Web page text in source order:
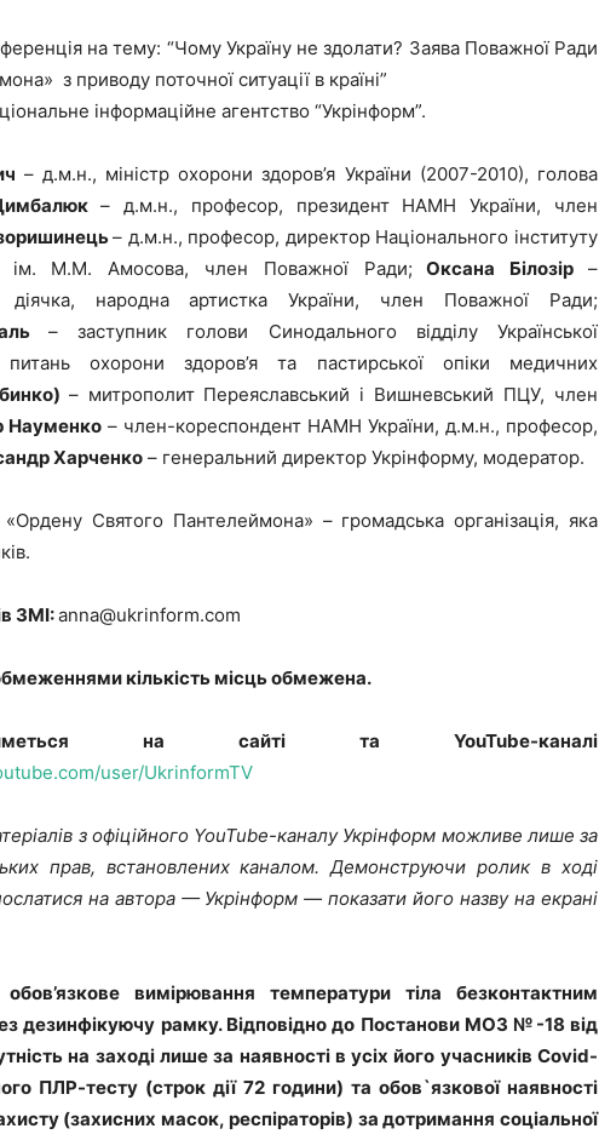
на тему: “Чому Україну не здолати? Заява Поважної Ради
з приводу поточної ситуації в країні”
інформаційне агентство “Укрінформ”.
– д.м.н., міністр охорони здоров’я України (2007-2010), голова
Цимбалюк– д.м.н., професор, президент НАМН України, член
– д.м.н., професор, директор Національного інституту
ім. М.М. Амосова, член Поважної Ради; Оксана Білозір–
діячка, народна артистка України, член Поважної Ради;
– заступник голови Синодального відділу Української
охорони здоров’я та пастирської опіки медичних
– митрополит Переяславський і Вишневський ПЦУ, член
Науменко – член-кореспондент НАМН України, д.м.н., професор,
Харченко – генеральний директор Укрінформу, модератор.
Святого Пантелеймона» – громадська організація, яка
ЗМІ:anna@ukrinform.com
кількість місць обмежена.
на сайті та YouTube-каналі
user/UkrinformTV
з офіційного YouTube-каналу Укрінформ можливе лише за
прав, встановлених каналом. Демонструючи ролик в ході
на автора — Укрінформ — показати його назву на екрані
вимірювання температури тіла безконтактним
дезинфікуючу рамку. Відповідно до Постанови МОЗ №-18 від
на заході лише за наявності в усіх його учасників Covid-
ПЛР-тесту (строк дії 72 години) та обов`язкової наявності
(захисних масок, респіраторів) за дотримання соціальної